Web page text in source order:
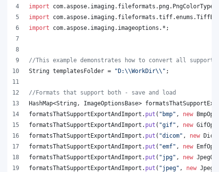
import
com.aspose. imaging. fileformats . png. PngColorType
import
com.aspose. imaging. fileformats .tiff.enums .
import
com.aspose. imaging. imageoptions .*;
//This example demonstrates how to convert all
String templatesFolder = "D:\\WorkDir\\ " ;
//Formats that support both - save and load
HashMap<String , ImageOptionsBase>
formatsThatSupportExportAndImport . put ( "bmp" , new
formatsThatSupportExportAndImport . put ( "gif" , new
formatsThatSupportExportAndImport . put ( "dicom" , new
formatsThatSupportExportAndImport . put ( "emf" , new
formatsThatSupportExportAndImport . put ( "jpg" , new
formatsThatSupportExportAndImport . put ( "jpeg" , new